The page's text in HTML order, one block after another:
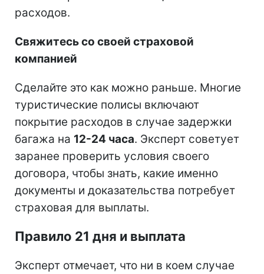
расходов.
Свяжитесь со своей страховой
компанией
Сделайте это как можно раньше. Многие
туристические полисы включают
покрытие расходов в случае задержки
багажа на 12-24 часа. Эксперт советует
заранее проверить условия своего
договора, чтобы знать, какие именно
документы и доказательства потребует
страховая для выплаты.
Правило 21 дня и выплата
Эксперт отмечает, что ни в коем случае